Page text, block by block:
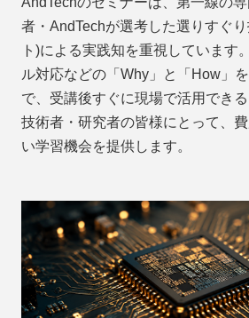
者・AndTechが選考した選りすぐ
ト)による実践知を重視しています
ル対応などの「Why」と「How」
で、受講後すぐに現場で活用でき
技術者・研究者の皆様にとって、
い学習機会を提供します。